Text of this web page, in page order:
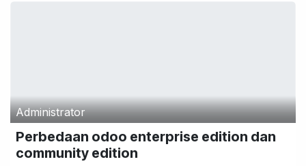
Administrator
Perbedaan odoo enterprise edition dan
community edition